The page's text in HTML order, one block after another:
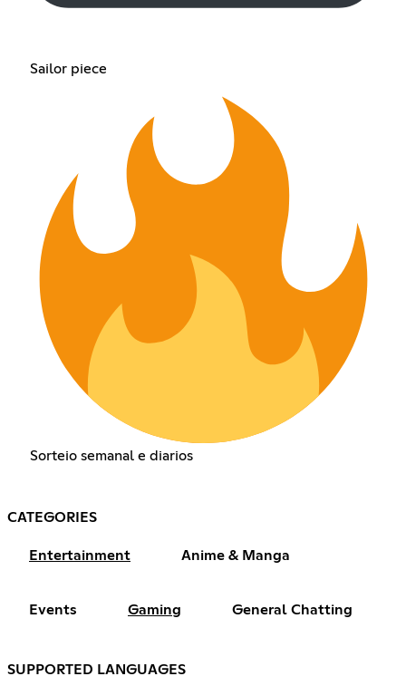
Sailor piece
Sorteio semanal e diarios
CATEGORIES
Entertainment Anime & Manga
Events Gaming General Chatting
SUPPORTED LANGUAGES